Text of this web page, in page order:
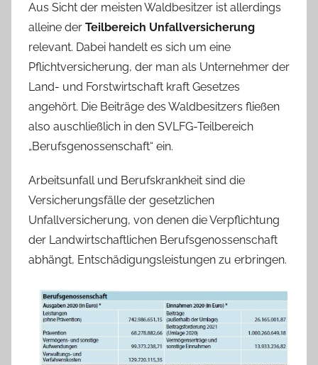
Aus Sicht der meisten Waldbesitzer ist allerdings
alleine der Teilbereich Unfallversicherung
relevant. Dabei handelt es sich um eine
Pflichtversicherung, der man als Unternehmer der
Land- und Forstwirtschaft kraft Gesetzes
angehört. Die Beiträge des Waldbesitzers fließen
also auschließlich in den SVLFG-Teilbereich
„Berufsgenossenschaft“ ein.
Arbeitsunfall und Berufskrankheit sind die
Versicherungsfälle der gesetzlichen
Unfallversicherung, von denen die Verpflichtung
der Landwirtschaftlichen Berufsgenossenschaft
abhängt, Entschädigungsleistungen zu erbringen.